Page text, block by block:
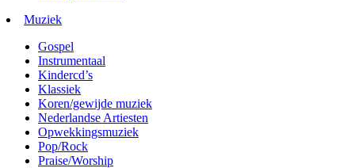
Muziek
Gospel
Instrumentaal
Kindercd’s
Klassiek
Koren/gewijde muziek
Nederlandse Artiesten
Opwekkingsmuziek
Pop/Rock
Praise/Worship